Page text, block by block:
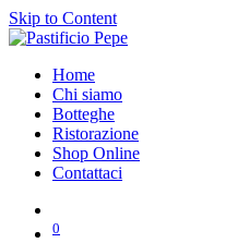
Skip to Content
Home
Chi siamo
Botteghe
Ristorazione
Shop Online
Contattaci
0